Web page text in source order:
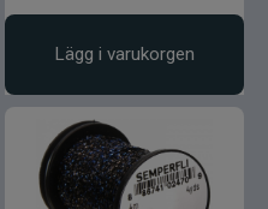
Lägg i varukorgen